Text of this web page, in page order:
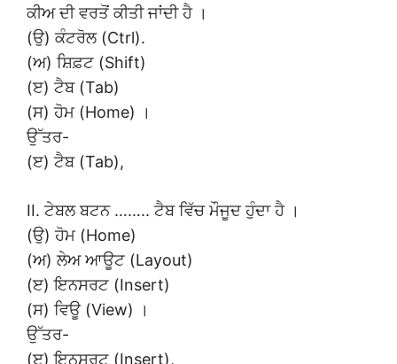
ਕੀਅ ਦੀ ਵਰਤੋਂ ਕੀਤੀ ਜਾਂਦੀ ਹੈ ।
(ਉ) ਕੰਟਰੋਲ (Ctrl).
(ਅ) ਸ਼ਿਫ਼ਟ (Shift)
(ੲ) ਟੈਬ (Tab)
(ਸ) ਹੋਮ (Home) ।
ਉੱਤਰ-
(ੲ) ਟੈਬ (Tab),
II. ਟੇਬਲ ਬਟਨ …….. ਟੈਬ ਵਿੱਚ ਮੌਜੂਦ ਹੁੰਦਾ ਹੈ ।
(ਉ) ਹੋਮ (Home)
(ਅ) ਲੇਅ ਆਊਟ (Layout)
(ੲ) ਇਨਸਰਟ (Insert)
(ਸ) ਵਿਊ (View) ।
ਉੱਤਰ-
(ੲ) ਇਨਸਰਟ (Insert),